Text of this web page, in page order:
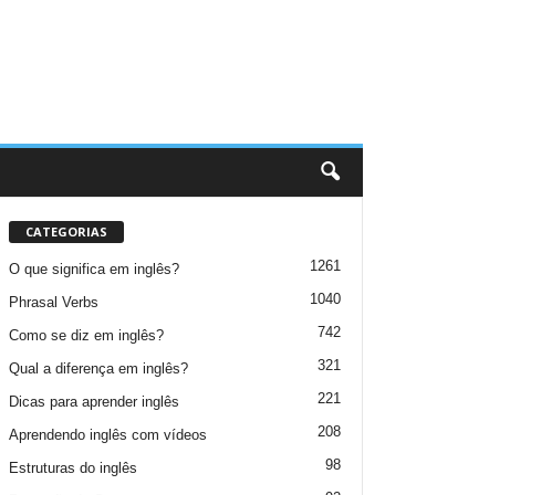
CATEGORIAS
O que significa em inglês? 1261
Phrasal Verbs 1040
Como se diz em inglês? 742
Qual a diferença em inglês? 321
Dicas para aprender inglês 221
Aprendendo inglês com vídeos 208
Estruturas do inglês 98